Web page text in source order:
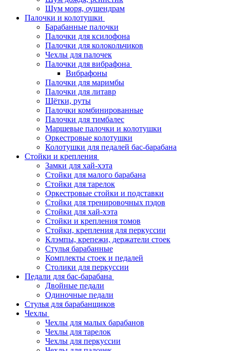
Шум моря, оушендрам
Палочки и колотушки
Барабанные палочки
Палочки для ксилофона
Палочки для колокольчиков
Чехлы для палочек
Палочки для вибрафона
Вибрафоны
Палочки для маримбы
Палочки для литавр
Щётки, руты
Палочки комбинированные
Палочки для тимбалес
Маршевые палочки и колотушки
Оркестровые колотушки
Колотушки для педалей бас-барабана
Стойки и крепления
Замки для хай-хэта
Стойки для малого барабана
Стойки для тарелок
Оркестровые стойки и подставки
Стойки для тренировочных пэдов
Стойки для хай-хэта
Стойки и крепления томов
Стойки, крепления для перкуссии
Клэмпы, крепежи, держатели стоек
Стулья барабанные
Комплекты стоек и педалей
Столики для перкуссии
Педали для бас-барабана
Двойные педали
Одиночные педали
Стулья для барабанщиков
Чехлы
Чехлы для малых барабанов
Чехлы для тарелок
Чехлы для перкуссии